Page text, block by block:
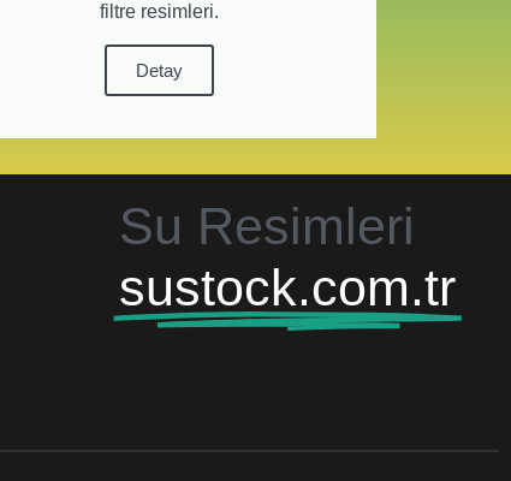
filtre resimleri.
Detay
Su Resimleri
sustock.com.tr